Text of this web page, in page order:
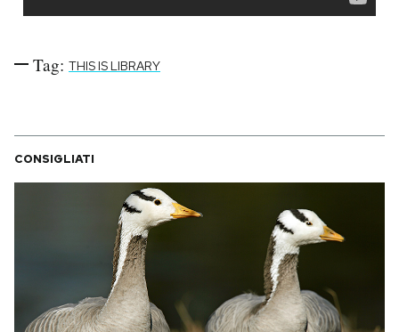
Tag: THIS IS LIBRARY
CONSIGLIATI